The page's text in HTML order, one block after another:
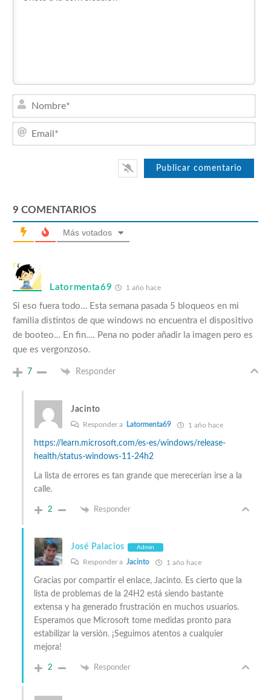
9 COMENTARIOS
Más votados
Latormenta69 1 año hace
Si eso fuera todo… Esta semana pasada 5 bloqueos en mi
familia distintos de que windows no encuentra el dispositivo
de booteo… En fin…. Pena no poder añadir la imagen pero es
que es vergonzoso.
7 Responder
Jacinto
Responder a Latormenta69 1 año hace
https://learn.microsoft.com/es-es/windows/release-
health/status-windows-11-24h2
La lista de errores es tan grande que merecerían irse a la
calle.
2 Responder
José Palacios Admin
Responder a Jacinto 1 año hace
Gracias por compartir el enlace, Jacinto. Es cierto que la
lista de problemas de la 24H2 está siendo bastante
extensa y ha generado frustración en muchos usuarios.
Esperamos que Microsoft tome medidas pronto para
estabilizar la versión. ¡Seguimos atentos a cualquier
mejora!
2 Responder